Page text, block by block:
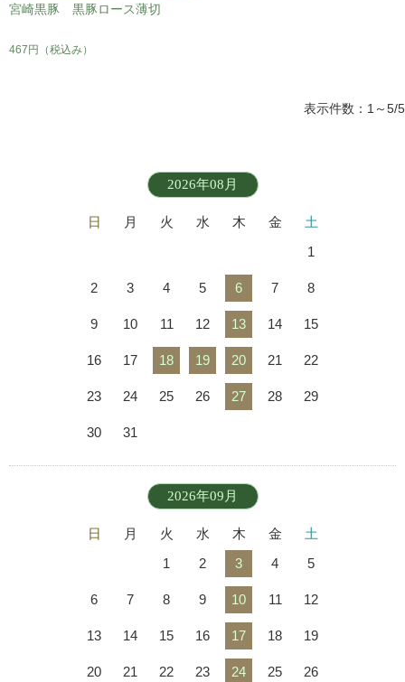
宮崎黒豚 黒豚ロース薄切
467円 （税込み）
表示件数：1～5/5
2026年08月
日 月 火 水 木 金
土
1
2 3 4 5 6 7 8
9 10 11 12 13 14 15
16 17 18 19 20 21 22
23 24 25 26 27 28 29
30 31
2026年09月
日 月 火 水 木 金
土
1
2 3 4 5
6 7 8 9 10 11 12
13 14 15 16 17 18 19
20 21 22 23 24 25 26